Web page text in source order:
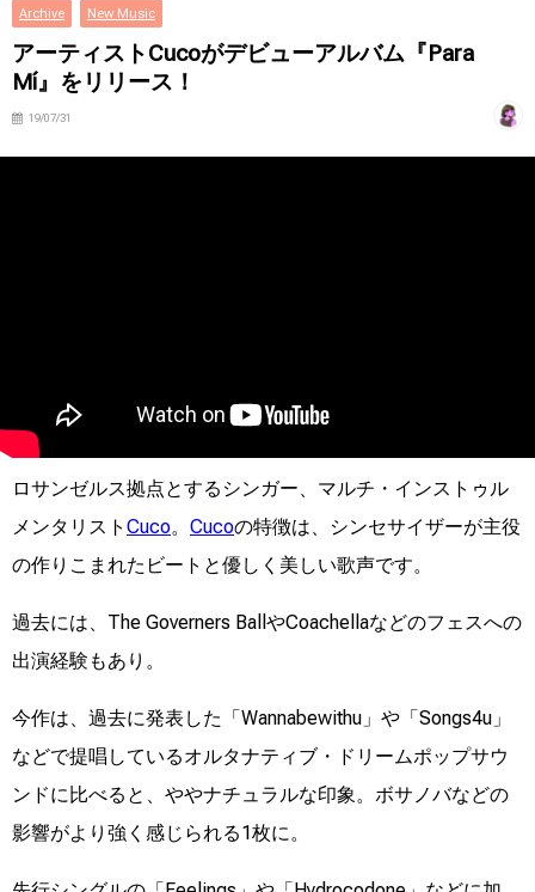
Archive New Music
アーティストCucoがデビューアルバム『Para
Mí』をリリース！
19/07/31
ロサンゼルス拠点とするシンガー、マルチ・インストゥル
メンタリスト Cuco。 Cucoの特徴は、シンセサイザーが主役
の作りこまれたビートと優しく美しい歌声です。
過去には、The Governers BallやCoachellaなどのフェスへの
出演経験もあり。
今作は、過去に発表した「Wannabewithu」や「Songs4u」
などで提唱しているオルタナティブ・ドリームポップサウ
ンドに比べると、ややナチュラルな印象。ボサノバなどの
影響がより強く感じられる1枚に。